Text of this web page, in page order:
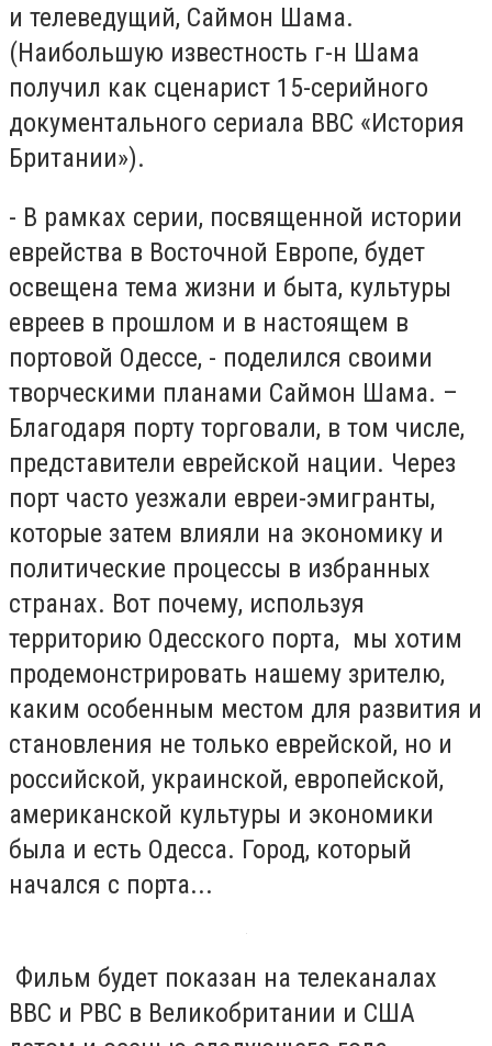
и телеведущий, Саймон Шама.
(Наибольшую известность г-н Шама
получил как сценарист 15-серийного
документального сериала ВВС «История
Британии»).
- В рамках серии, посвященной истории
еврейства в Восточной Европе, будет
освещена тема жизни и быта, культуры
евреев в прошлом и в настоящем в
портовой Одессе, - поделился своими
творческими планами Саймон Шама. –
Благодаря порту торговали, в том числе,
представители еврейской нации. Через
порт часто уезжали евреи-эмигранты,
которые затем влияли на экономику и
политические процессы в избранных
странах. Вот почему, используя
территорию Одесского порта, мы хотим
продемонстрировать нашему зрителю,
каким особенным местом для развития и
становления не только еврейской, но и
российской, украинской, европейской,
американской культуры и экономики
была и есть Одесса. Город, который
начался с порта...
Фильм будет показан на телеканалах
ВВС и РВС в Великобритании и США